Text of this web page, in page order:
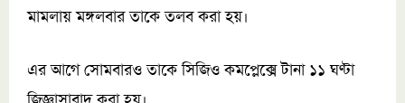
মামলায় মঙ্গলবার তাকে তলব করা হয়।
এর আগে সোমবারও তাকে সিজিও কমপ্লেক্সে টানা ১১ ঘণ্টা